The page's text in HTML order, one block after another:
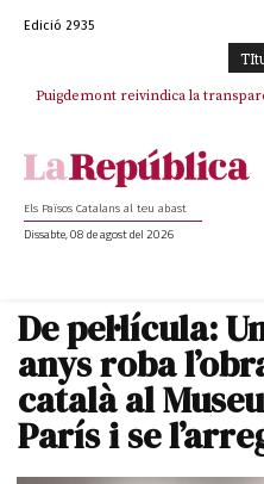
Edició 2935
Puigdemont reivindica la
Portugal acusa Espanya de
Els Països Catalans al teu abast
Dissabte, 08 de agost del 2026
De pel·lícula:
anys roba
català al
París i se